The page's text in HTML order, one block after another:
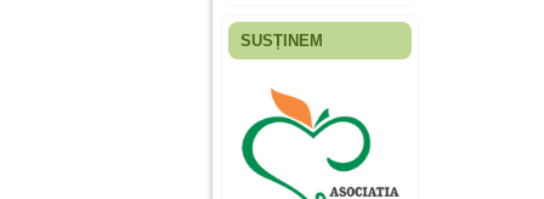
Fiica mea s-a nascut
ani, privind in urma
realizez cat de multe
greseli am facut in
educatia si cresterea
ei, am fost o mama
egoista, preocupata
SUSȚINEM